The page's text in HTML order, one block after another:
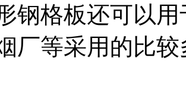
钢格板还可以
厂等采用的比较